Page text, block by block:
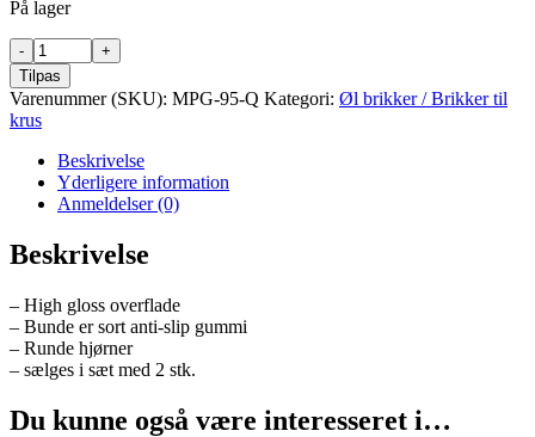
På lager
Highgloss
brikker
(2
stk.)
antal
Tilpas
Varenummer (SKU): MPG-95-Q Kategori: Øl brikker / Brikker til
krus
Beskrivelse
Yderligere information
Anmeldelser (0)
Beskrivelse
– High gloss overflade
– Bunde er sort anti-slip gummi
– Runde hjørner
– sælges i sæt med 2 stk.
Du kunne også være interesseret i…